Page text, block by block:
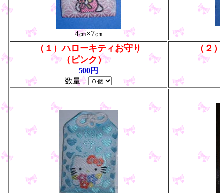
4㎝×7㎝
（１）ハローキティお守り
（ピンク）
500円
数量
（２